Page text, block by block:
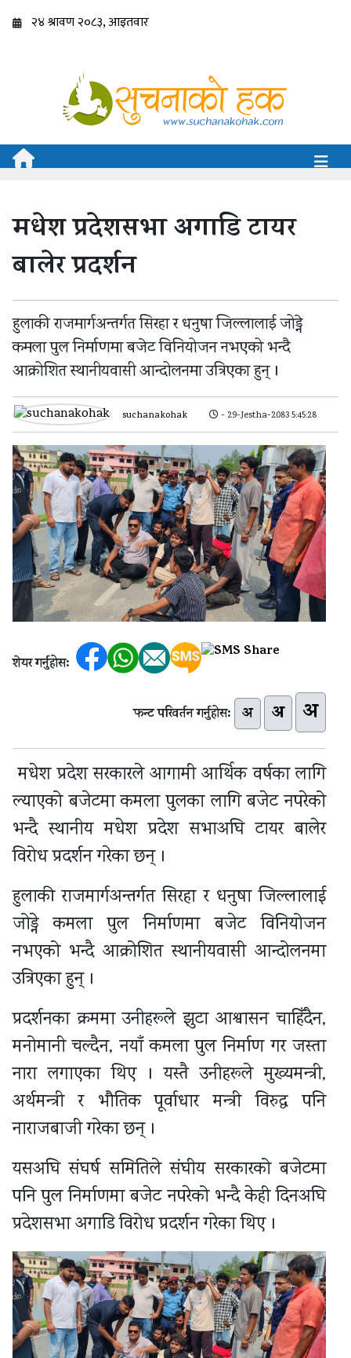
मधेश प्रदेशसभा अगाडि टायर
बालेर प्रदर्शन
हुलाकी राजमार्गअन्तर्गत सिरहा र धनुषा जिल्लालाई जोड्ने
कमला पुल निर्माणमा बजेट विनियोजन नभएको भन्दै
आक्रोशित स्थानीयवासी आन्दोलनमा उत्रिएका हुन् ।
suchanakohak - 29-Jestha-2083 5:45:28
शेयर गर्नुहोस:
फन्ट परिवर्तन गर्नुहोस: अ अ अ
मधेश प्रदेश सरकारले आगामी आर्थिक वर्षका लागि
ल्याएको बजेटमा कमला पुलका लागि बजेट नपरेको
भन्दै स्थानीय मधेश प्रदेश सभाअघि टायर बालेर
विरोध प्रदर्शन गरेका छन् ।
हुलाकी राजमार्गअन्तर्गत सिरहा र धनुषा जिल्लालाई
जोड्ने कमला पुल निर्माणमा बजेट विनियोजन
नभएको भन्दै आक्रोशित स्थानीयवासी आन्दोलनमा
उत्रिएका हुन् ।
प्रदर्शनका क्रममा उनीहरूले झुटा आश्वासन चाहिँदैन,
मनोमानी चल्दैन, नयाँ कमला पुल निर्माण गर जस्ता
नारा लगाएका थिए । यस्तै उनीहरूले मुख्यमन्त्री,
अर्थमन्त्री र भौतिक पूर्वाधार मन्त्री विरुद्ध पनि
नाराजबाजी गरेका छन् ।
यसअघि संघर्ष समितिले संघीय सरकारको बजेटमा
पनि पुल निर्माणमा बजेट नपरेको भन्दै केही दिनअघि
प्रदेशसभा अगाडि विरोध प्रदर्शन गरेका थिए ।